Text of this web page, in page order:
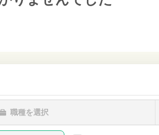
職種を選択